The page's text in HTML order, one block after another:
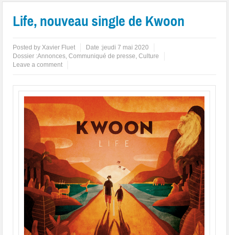
Life, nouveau single de Kwoon
Posted byXavier Fluet Date :jeudi 7 mai 2020
Dossier :Annonces,Communiqué de presse,Culture
Leave a comment